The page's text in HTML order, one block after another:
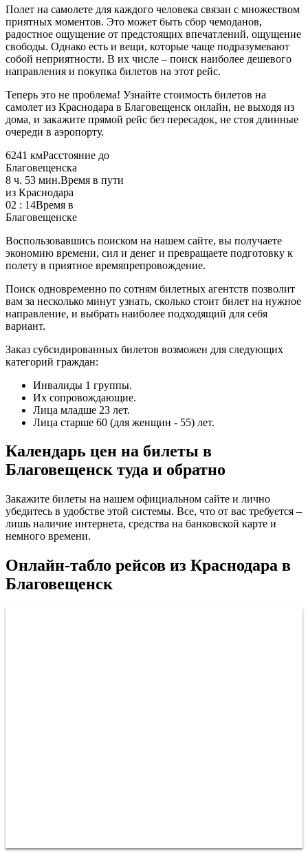
Полет на самолете для каждого человека связан с множеством
приятных моментов. Это может быть сбор чемоданов,
радостное ощущение от предстоящих впечатлений, ощущение
свободы. Однако есть и вещи, которые чаще подразумевают
собой неприятности. В их числе – поиск наиболее дешевого
направления и покупка билетов на этот рейс.
Теперь это не проблема! Узнайте стоимость билетов на
самолет из Краснодара в Благовещенск онлайн, не выходя из
дома, и закажите прямой рейс без пересадок, не стоя длинные
очереди в аэропорту.
6241 кмРасстояние до
Благовещенска
8 ч. 53 мин.Время в пути
из Краснодара
02 : 14Время в
Благовещенске
Воспользовавшись поиском на нашем сайте, вы получаете
экономию времени, сил и денег и превращаете подготовку к
полету в приятное времяпрепровождение.
Поиск одновременно по сотням билетных агентств позволит
вам за несколько минут узнать, сколько стоит билет на нужное
направление, и выбрать наиболее подходящий для себя
вариант.
Заказ субсидированных билетов возможен для следующих
категорий граждан:
Инвалиды 1 группы.
Их сопровождающие.
Лица младше 23 лет.
Лица старше 60 (для женщин - 55) лет.
Календарь цен на билеты в
Благовещенск туда и обратно
Закажите билеты на нашем официальном сайте и лично
убедитесь в удобстве этой системы. Все, что от вас требуется –
лишь наличие интернета, средства на банковской карте и
немного времени.
Онлайн-табло рейсов из Краснодара в
Благовещенск